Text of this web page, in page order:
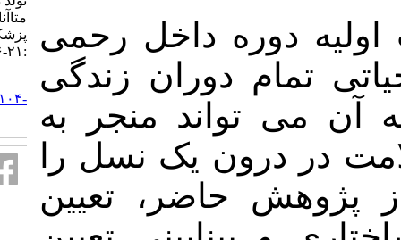
داخل رحمی
زندگی
منجر به
یک نسل را
تعیین
متاآنالیز. مجله علمي دانشگاه علوم
:۲۱-۳۶
http://sjku.muk.ac.ir/article-۱-۴۱۰۴-
fa.html